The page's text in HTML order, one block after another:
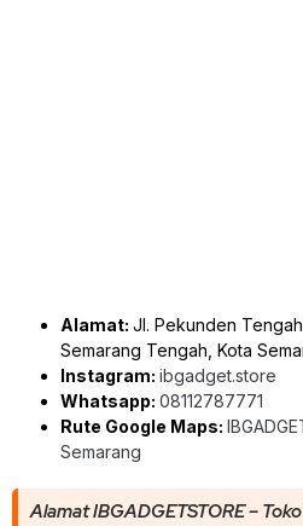
Alamat: Jl. Pekunden
Semarang Tengah, Kota
Instagram: ibgadget.store
Whatsapp: 08112787771
Rute Google Maps:
Semarang
Alamat IBGADGETSTORE –